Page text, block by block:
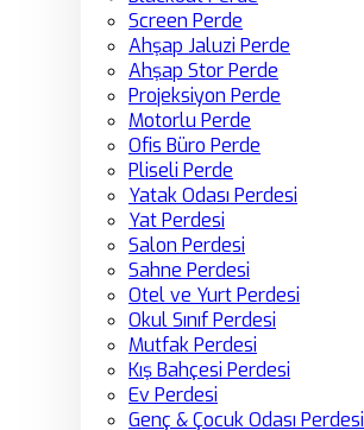
Screen Perde
Ahşap Jaluzi Perde
Ahşap Stor Perde
Projeksiyon Perde
Motorlu Perde
Ofis Büro Perde
Pliseli Perde
Yatak Odası Perdesi
Yat Perdesi
Salon Perdesi
Sahne Perdesi
Otel ve Yurt Perdesi
Okul Sınıf Perdesi
Mutfak Perdesi
Kış Bahçesi Perdesi
Ev Perdesi
Genç & Çocuk Odası Perdesi